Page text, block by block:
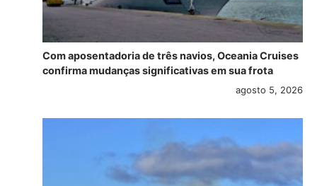
Com aposentadoria de três navios, Oceania Cruises
confirma mudanças significativas em sua frota
agosto 5, 2026